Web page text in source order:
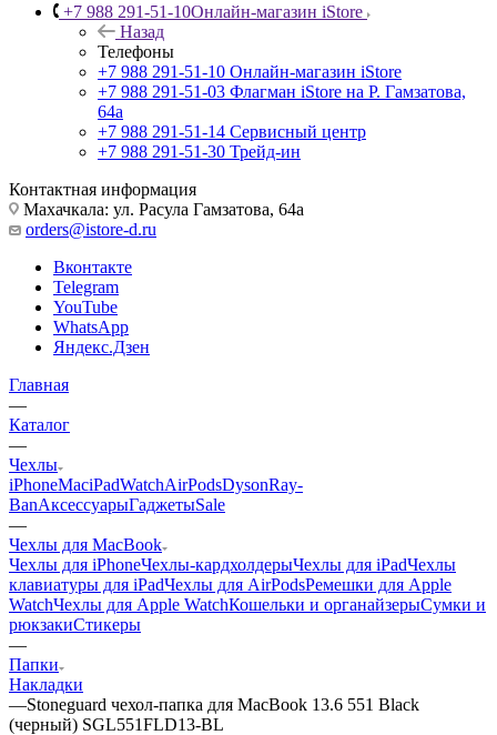
+7 988 291-51-10Онлайн-магазин iStore
Назад
Телефоны
+7 988 291-51-10 Онлайн-магазин iStore
+7 988 291-51-03 Флагман iStore на Р. Гамзатова,
64а
+7 988 291-51-14 Сервисный центр
+7 988 291-51-30 Трейд-ин
Контактная информация
Махачкала: ул. Расула Гамзатова, 64а
orders@istore-d.ru
Вконтакте
Telegram
YouTube
WhatsApp
Яндекс.Дзен
Главная
—
Каталог
—
Чехлы
iPhoneMaciPadWatchAirPodsDysonRay-
BanАксессуарыГаджетыSale
—
Чехлы для MacBook
Чехлы для iPhoneЧехлы-кардхолдерыЧехлы для iPadЧехлы
клавиатуры для iPadЧехлы для AirPodsРемешки для Apple
WatchЧехлы для Apple WatchКошельки и органайзерыСумки и
рюкзакиСтикеры
—
Папки
Накладки
—Stoneguard чехол-папка для MacBook 13.6 551 Black
(черный) SGL551FLD13-BL